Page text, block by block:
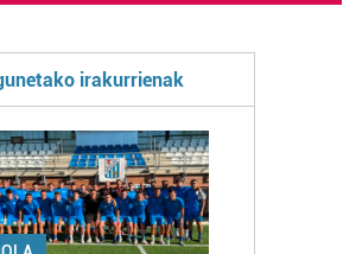
irakurrienak